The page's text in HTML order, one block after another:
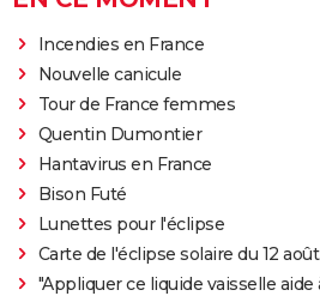
Incendies en France
Nouvelle canicule
Tour de France femmes
Quentin Dumontier
Hantavirus en France
Bison Futé
Lunettes pour l'éclipse
Carte de l'éclipse solaire du 12 août
"Appliquer ce liquide vaisselle aide